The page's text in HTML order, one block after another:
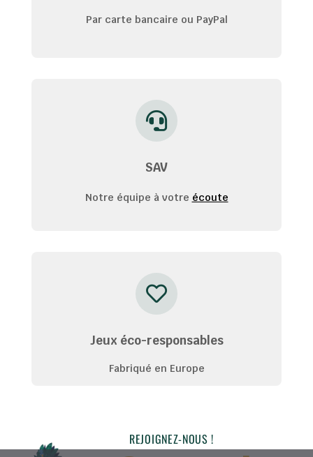
Par carte bancaire ou PayPal
SAV
Notre équipe à votre écoute
Jeux éco-responsables
Fabriqué en Europe
REJOIGNEZ-NOUS !